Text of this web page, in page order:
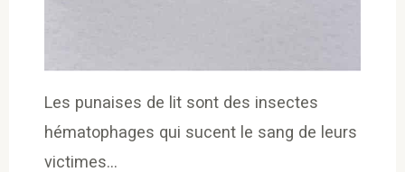
Les punaises de lit sont des insectes
hématophages qui sucent le sang de leurs
victimes…